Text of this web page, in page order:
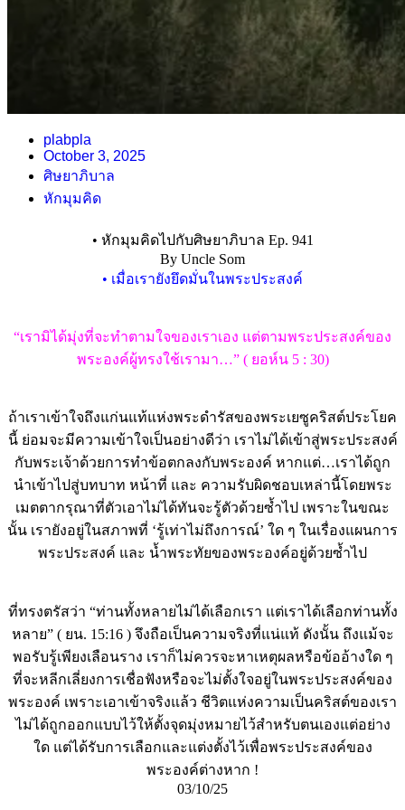
plabpla
October 3, 2025
ศิษยาภิบาล
หักมุมคิด
• หักมุมคิดไปกับศิษยาภิบาล Ep. 941
By Uncle Som
• เมื่อเรายังยึดมั่นในพระประสงค์
“เรามิได้มุ่งที่จะทำตามใจของเราเอง แต่ตามพระประสงค์ของ
พระองค์ผู้ทรงใช้เรามา…” ( ยอห์น 5 : 30)
ถ้าเราเข้าใจถึงแก่นแท้แห่งพระดำรัสของพระเยซูคริสต์ประโยค
นี้ ย่อมจะมีความเข้าใจเป็นอย่างดีว่า เราไม่ได้เข้าสู่พระประสงค์
กับพระเจ้าด้วยการทำข้อตกลงกับพระองค์ หากแต่…เราได้ถูก
นำเข้าไปสู่บทบาท หน้าที่ และ ความรับผิดชอบเหล่านี้โดยพระ
เมตตากรุณาที่ตัวเอาไม่ได้ทันจะรู้ตัวด้วยซ้ำไป เพราะในขณะ
นั้น เรายังอยู่ในสภาพที่ ‘รู้เท่าไม่ถึงการณ์’ ใด ๆ ในเรื่องแผนการ
พระประสงค์ และ น้ำพระทัยของพระองค์อยู่ด้วยซ้ำไป
ที่ทรงตรัสว่า “ท่านทั้งหลายไม่ได้เลือกเรา แต่เราได้เลือกท่านทั้ง
หลาย” ( ยน. 15:16 ) จึงถือเป็นความจริงที่แน่แท้ ดังนั้น ถึงแม้จะ
พอรับรู้เพียงเลือนราง เราก็ไม่ควรจะหาเหตุผลหรือข้ออ้างใด ๆ
ที่จะหลีกเลี่ยงการเชื่อฟังหรือจะไม่ตั้งใจอยู่ในพระประสงค์ของ
พระองค์ เพราะเอาเข้าจริงแล้ว ชีวิตแห่งความเป็นคริสต์ของเรา
ไม่ได้ถูกออกแบบไว้ให้ตั้งจุดมุ่งหมายไว้สำหรับตนเองแต่อย่าง
ใด แต่ได้รับการเลือกและแต่งตั้งไว้เพื่อพระประสงค์ของ
พระองค์ต่างหาก !
03/10/25